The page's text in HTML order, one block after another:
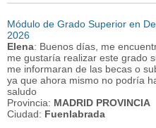
Módulo de Grado Superior en
2026
Elena: Buenos días, me
me gustaría realizar este grado
me informaran de las becas o
ya que ahora mismo no podría
saludo
Provincia: MADRID PROVINCIA
Ciudad: Fuenlabrada